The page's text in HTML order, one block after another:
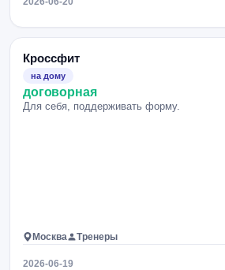
Кроссфит
на дому
договорная
Для себя, поддерживать форму.
Москва Тренеры
2026-06-19